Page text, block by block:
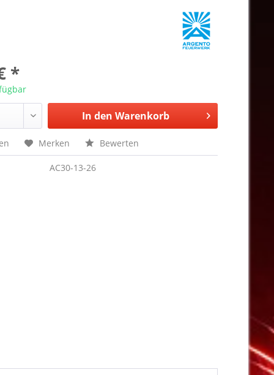
*
In den Warenkorb
Merken Bewerten
AC30-13-26